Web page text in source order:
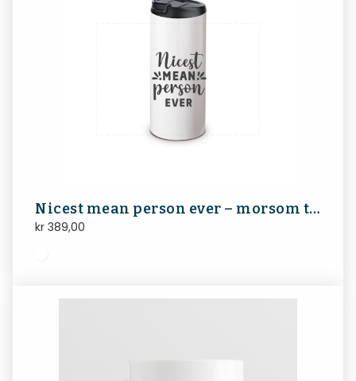
Nicest mean person ever – morsom test
kr 389,00